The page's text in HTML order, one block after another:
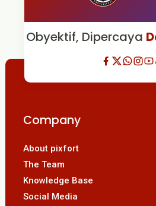
Obyektif, Dipercaya
Company
About pixfort
The Team
Knowledge Base
Social Media